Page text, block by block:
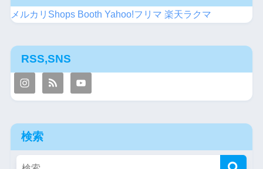
メルカリShops Booth Yahoo!フリマ 楽天ラクマ
RSS,SNS
検索